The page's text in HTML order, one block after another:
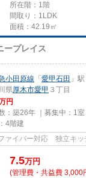
所在階：1階
間取り：1LDK
面積：42.19㎡
ープレイス
小田原線 「愛甲石田 」
県厚木市愛甲 ３丁目
円
：築26年 ｜募集中： 1室
4階建
イバー対応 独立キッ
7.5万円
(管理費・共益費 3,000